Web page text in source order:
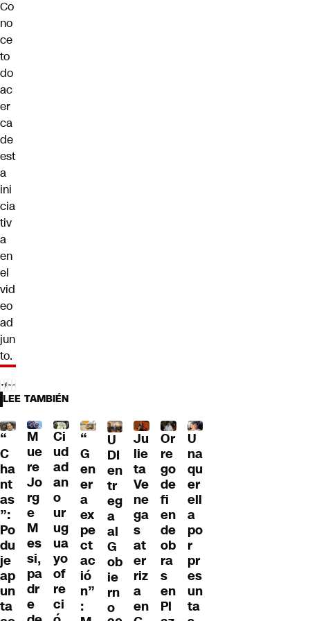
Co
no
ce
to
do
ac
er
ca
de
est
a
ini
cia
tiv
a
en
el
vid
eo
ad
jun
to.
LEE TAMBIÉN
“
C
ha
nt
as
”:
Po
du
je
ap
un
ta
M
ue
re
Jo
rg
e
M
es
si,
pa
dr
e
Ci
ud
ad
an
o
ur
ug
ua
yo
of
re
ci
“
G
en
er
a
ex
pe
ct
ac
ió
n”
:
U
DI
en
tr
eg
a
al
G
ob
ie
rn
o
Ju
lie
ta
Ve
ne
ga
s
at
er
riz
a
en
Or
re
go
de
fi
en
de
ob
ra
s
en
Pl
U
na
qu
er
ell
a
po
r
pr
es
un
ta